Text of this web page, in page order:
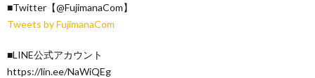
■Twitter【@FujimanaCom】
Tweets by FujimanaCom
■LINE公式アカウント
https://lin.ee/NaWiQEg